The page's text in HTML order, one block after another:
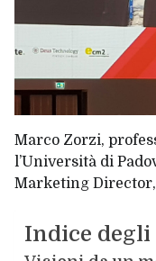
Marco Zorzi,
l’Università di
Marketing Director,
Indice